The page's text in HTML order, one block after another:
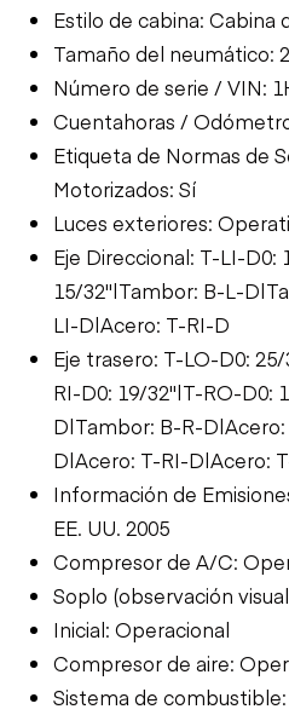
Estilo de cabina: Cabina
Tamaño del neumático:
Número de serie / VIN:
Cuentahoras /
Etiqueta de Normas de
Motorizados: Sí
Luces exteriores:
Eje Direccional: T-LI-D0:
15/32"|Tambor: B-L-
LI-D|Acero: T-RI-D
Eje trasero: T-LO-D0:
RI-D0: 19/32"|T-RO-D0:
D|Tambor: B-R-
D|Acero: T-RI-D|Acero:
Información de
EE. UU. 2005
Compresor de A/C:
Soplo (observación
Inicial: Operacional
Compresor de aire:
Sistema de